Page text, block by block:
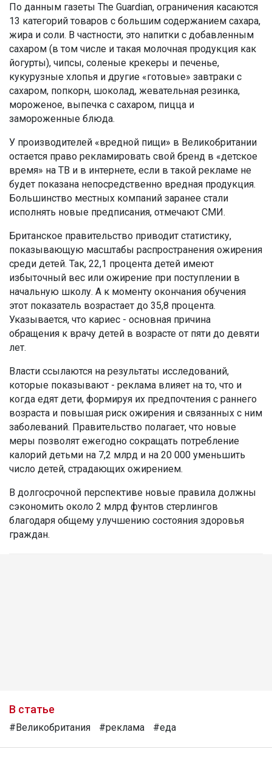
По данным газеты The Guardian, ограничения касаются
13 категорий товаров с большим содержанием сахара,
жира и соли. В частности, это напитки с добавленным
сахаром (в том числе и такая молочная продукция как
йогурты), чипсы, соленые крекеры и печенье,
кукурузные хлопья и другие «готовые» завтраки с
сахаром, попкорн, шоколад, жевательная резинка,
мороженое, выпечка с сахаром, пицца и
замороженные блюда.
У производителей «вредной пищи» в Великобритании
остается право рекламировать свой бренд в «детское
время» на ТВ и в интернете, если в такой рекламе не
будет показана непосредственно вредная продукция.
Большинство местных компаний заранее стали
исполнять новые предписания, отмечают СМИ.
Британское правительство приводит статистику,
показывающую масштабы распространения ожирения
среди детей. Так, 22,1 процента детей имеют
избыточный вес или ожирение при поступлении в
начальную школу. А к моменту окончания обучения
этот показатель возрастает до 35,8 процента.
Указывается, что кариес - основная причина
обращения к врачу детей в возрасте от пяти до девяти
лет.
Власти ссылаются на результаты исследований,
которые показывают - реклама влияет на то, что и
когда едят дети, формируя их предпочтения с раннего
возраста и повышая риск ожирения и связанных с ним
заболеваний. Правительство полагает, что новые
меры позволят ежегодно сокращать потребление
калорий детьми на 7,2 млрд и на 20 000 уменьшить
число детей, страдающих ожирением.
В долгосрочной перспективе новые правила должны
сэкономить около 2 млрд фунтов стерлингов
благодаря общему улучшению состояния здоровья
граждан.
В статье
#Великобритания #реклама #еда